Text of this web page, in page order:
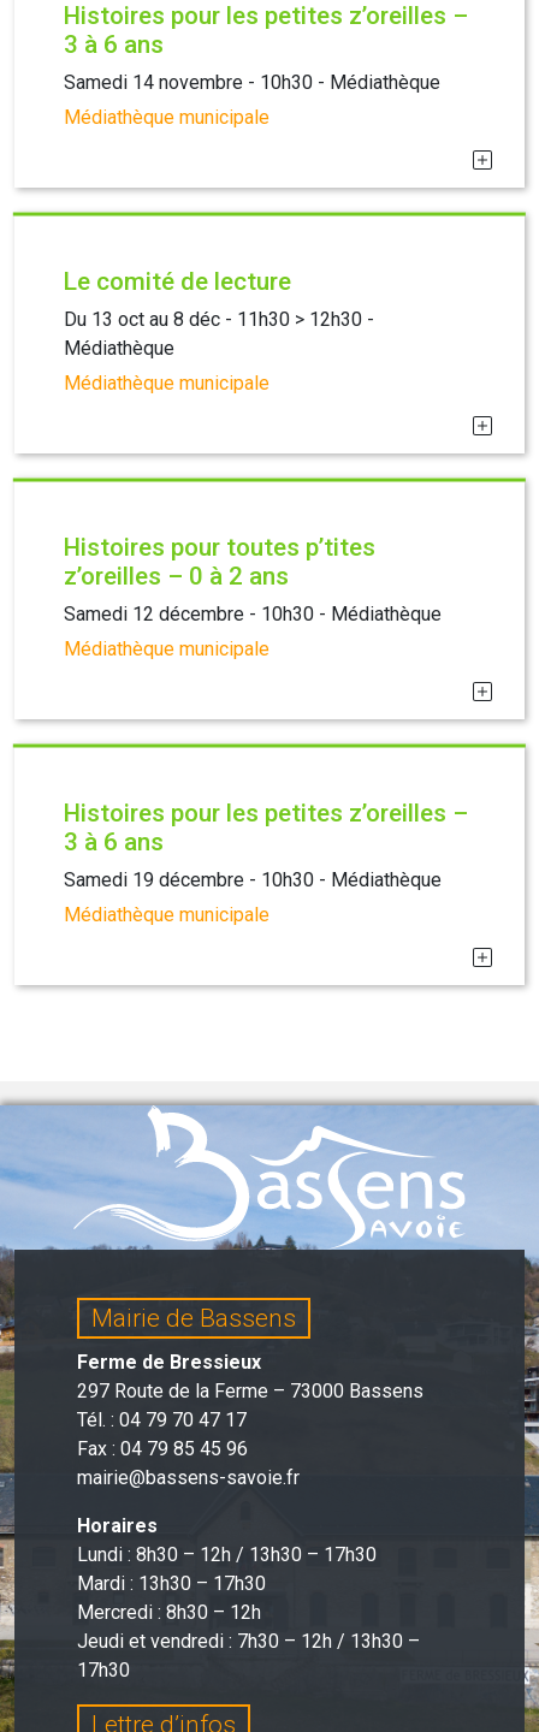
Histoires pour les petites z’oreilles –
3 à 6 ans
Samedi 14 novembre - 10h30 - Médiathèque
Médiathèque municipale
Le comité de lecture
Du 13 oct au 8 déc - 11h30 > 12h30 -
Médiathèque
Médiathèque municipale
Histoires pour toutes p’tites
z’oreilles – 0 à 2 ans
Samedi 12 décembre - 10h30 - Médiathèque
Médiathèque municipale
Histoires pour les petites z’oreilles –
3 à 6 ans
Samedi 19 décembre - 10h30 - Médiathèque
Médiathèque municipale
Mairie de Bassens
Ferme de Bressieux
297 Route de la Ferme – 73000 Bassens
Tél. : 04 79 70 47 17
Fax : 04 79 85 45 96
mairie@bassens-savoie.fr
Horaires
Lundi : 8h30 – 12h / 13h30 – 17h30
Mardi : 13h30 – 17h30
Mercredi : 8h30 – 12h
Jeudi et vendredi : 7h30 – 12h / 13h30 –
17h30
Lettre d’infos